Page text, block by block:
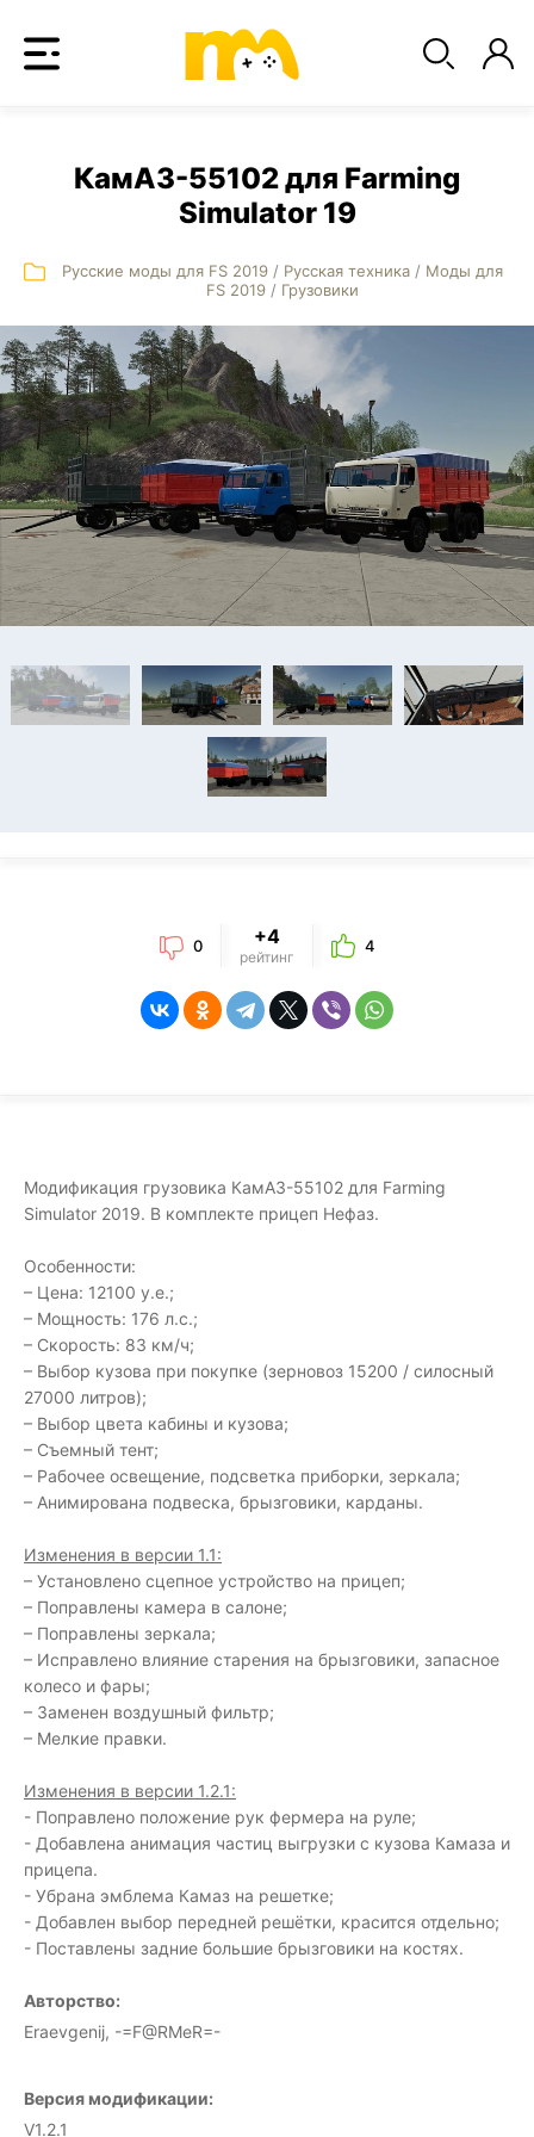
КамАЗ-55102 для Farming
Simulator 19
Русские моды для FS 2019/ Русская техника/ Моды для
FS 2019/ Грузовики
0 +4
рейтинг
4
Модификация грузовика КамАЗ-55102 для Farming
Simulator 2019. В комплекте прицеп Нефаз.
Особенности:
– Цена: 12100 у.е.;
– Мощность: 176 л.с.;
– Скорость: 83 км/ч;
– Выбор кузова при покупке (зерновоз 15200 / силосный
27000 литров);
– Выбор цвета кабины и кузова;
– Съемный тент;
– Рабочее освещение, подсветка приборки, зеркала;
– Анимирована подвеска, брызговики, карданы.
Изменения в версии 1.1:
– Установлено сцепное устройство на прицеп;
– Поправлены камера в салоне;
– Поправлены зеркала;
– Исправлено влияние старения на брызговики, запасное
колесо и фары;
– Заменен воздушный фильтр;
– Мелкие правки.
Изменения в версии 1.2.1:
- Поправлено положение рук фермера на руле;
- Добавлена анимация частиц выгрузки с кузова Камаза и
прицепа.
- Убрана эмблема Камаз на решетке;
- Добавлен выбор передней решётки, красится отдельно;
- Поставлены задние большие брызговики на костях.
Авторство:
Eraevgenij, -=F@RMeR=-
Версия модификации:
V1.2.1